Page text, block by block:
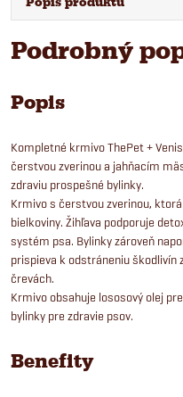
Podrobný
Popis
Kompletné krmivo ThePet +
čerstvou zverinou a jahňacím
zdraviu prospešné bylinky.
Krmivo s čerstvou zverinou,
bielkoviny. Žihľava podporuje
systém psa. Bylinky zároveň
prispieva k odstráneniu škodlivín
črevách.
Krmivo obsahuje lososový olej
bylinky pre zdravie psov.
Benefity